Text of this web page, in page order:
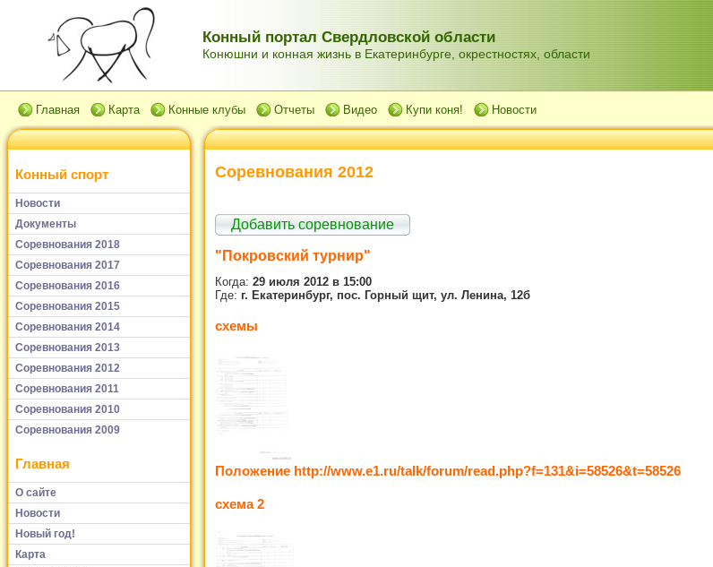
Конный портал Свердловской области
Конюшни и конная жизнь в Екатеринбурге, окрестностях, области
Главная Карта Конные клубы Отчеты Видео Купи коня! Новости
Конный спорт
Новости
Документы
Соревнования 2018
Соревнования 2017
Соревнования 2016
Соревнования 2015
Соревнования 2014
Соревнования 2013
Соревнования 2012
Соревнования 2011
Соревнования 2010
Соревнования 2009
Главная
О сайте
Новости
Новый год!
Карта
Соревнования 2012
Добавить соревнование
"Покровский турнир"
Когда: 29 июля 2012 в 15:00
Где: г. Екатеринбург, пос. Горный щит, ул. Ленина, 12б
схемы
Положение http://www.e1.ru/talk/forum/read.php?f=131&i=58526&t=58526
схема 2